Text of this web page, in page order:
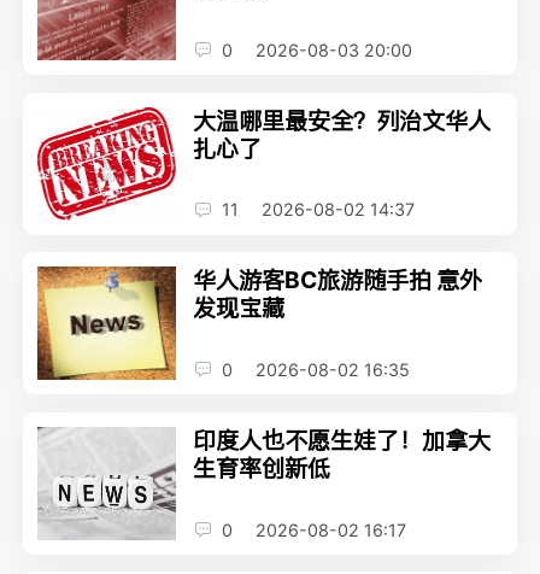
0 2026-08-03 20:00
大温哪里最安全？列治文华人
扎心了
11 2026-08-02 14:37
华人游客BC旅游随手拍 意外
发现宝藏
0 2026-08-02 16:35
印度人也不愿生娃了！加拿大
生育率创新低
0 2026-08-02 16:17